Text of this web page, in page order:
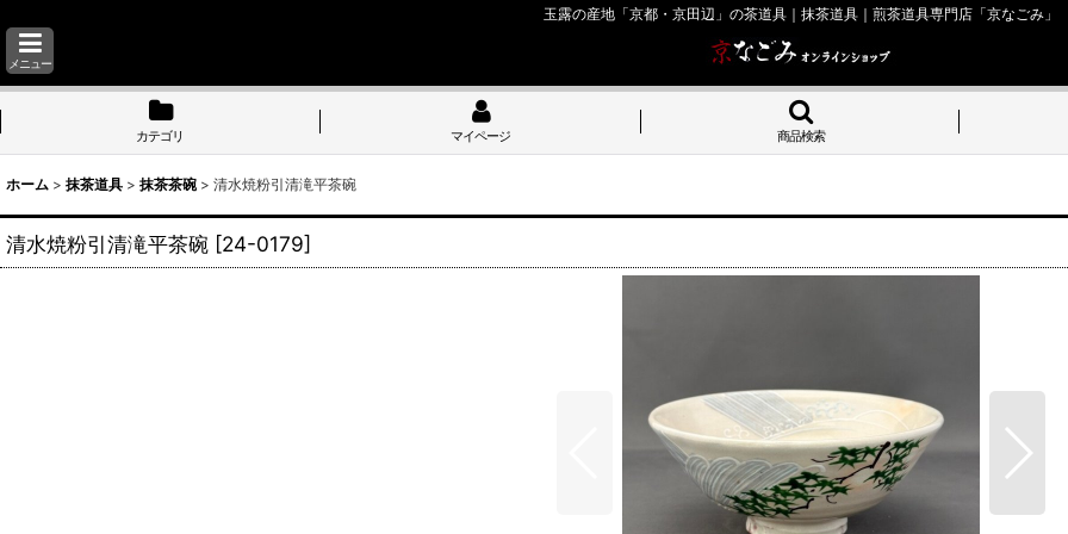
玉露の産地「京都・京田辺」の茶道具｜抹茶道具｜煎茶道具専門店「京なごみ」
メニュー
カテゴリ マイページ 商品検索
ホーム > 抹茶道具 > 抹茶茶碗 > 清水焼粉引清滝平茶碗
清水焼粉引清滝平茶碗 [24-0179]